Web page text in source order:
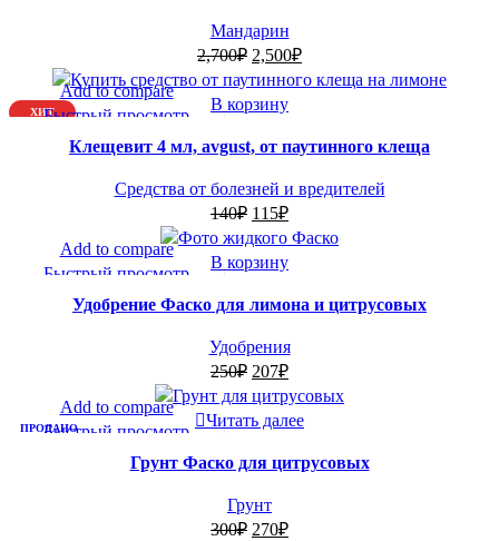
Мандарин
2,700₽ Первоначальная
цена
составляла
2,500₽Текущая
цена:
-18%
ХИТ
Add to compare
Быстрый просмотр
Добавить в список желаний
В корзину
Клещевит 4 мл, avgust, от паутинного клеща
Средства от болезней и вредителей
140₽ Первоначальная
цена
составляла
115₽Текущая
цена:
115₽.
Add to compare
Быстрый просмотр
Добавить в список желаний
В корзину
Удобрение Фаско для лимона и цитрусовых
Удобрения
250₽ Первоначальная
цена
составляла
207₽Текущая
цена:
207₽.
ПРОДАНО
Add to compare
Быстрый просмотр
Добавить в список желаний
Читать далее
Грунт Фаско для цитрусовых
Грунт
300₽ Первоначальная
270₽Текущая